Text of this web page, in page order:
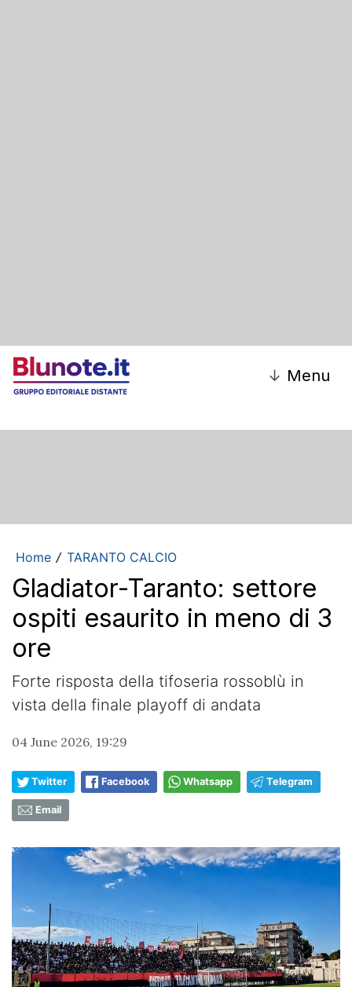
↓ Menu
Home / TARANTO CALCIO
Gladiator-Taranto: settore
ospiti esaurito in meno di 3
ore
Forte risposta della tifoseria rossoblù in
vista della finale playoff di andata
04 June 2026, 19:29
Twitter Facebook Whatsapp Telegram
Email